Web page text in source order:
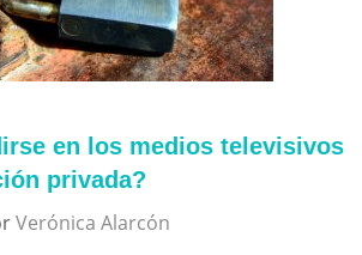
en los medios televisivos
privada?
Verónica Alarcón